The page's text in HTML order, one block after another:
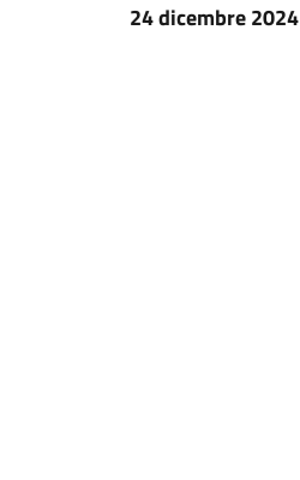
24 dicembre 2024